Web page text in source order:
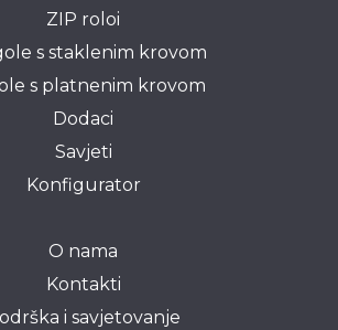
ZIP roloi
s staklenim krovom
s platnenim krovom
Dodaci
Savjeti
Konfigurator
O nama
Kontakti
i savjetovanje